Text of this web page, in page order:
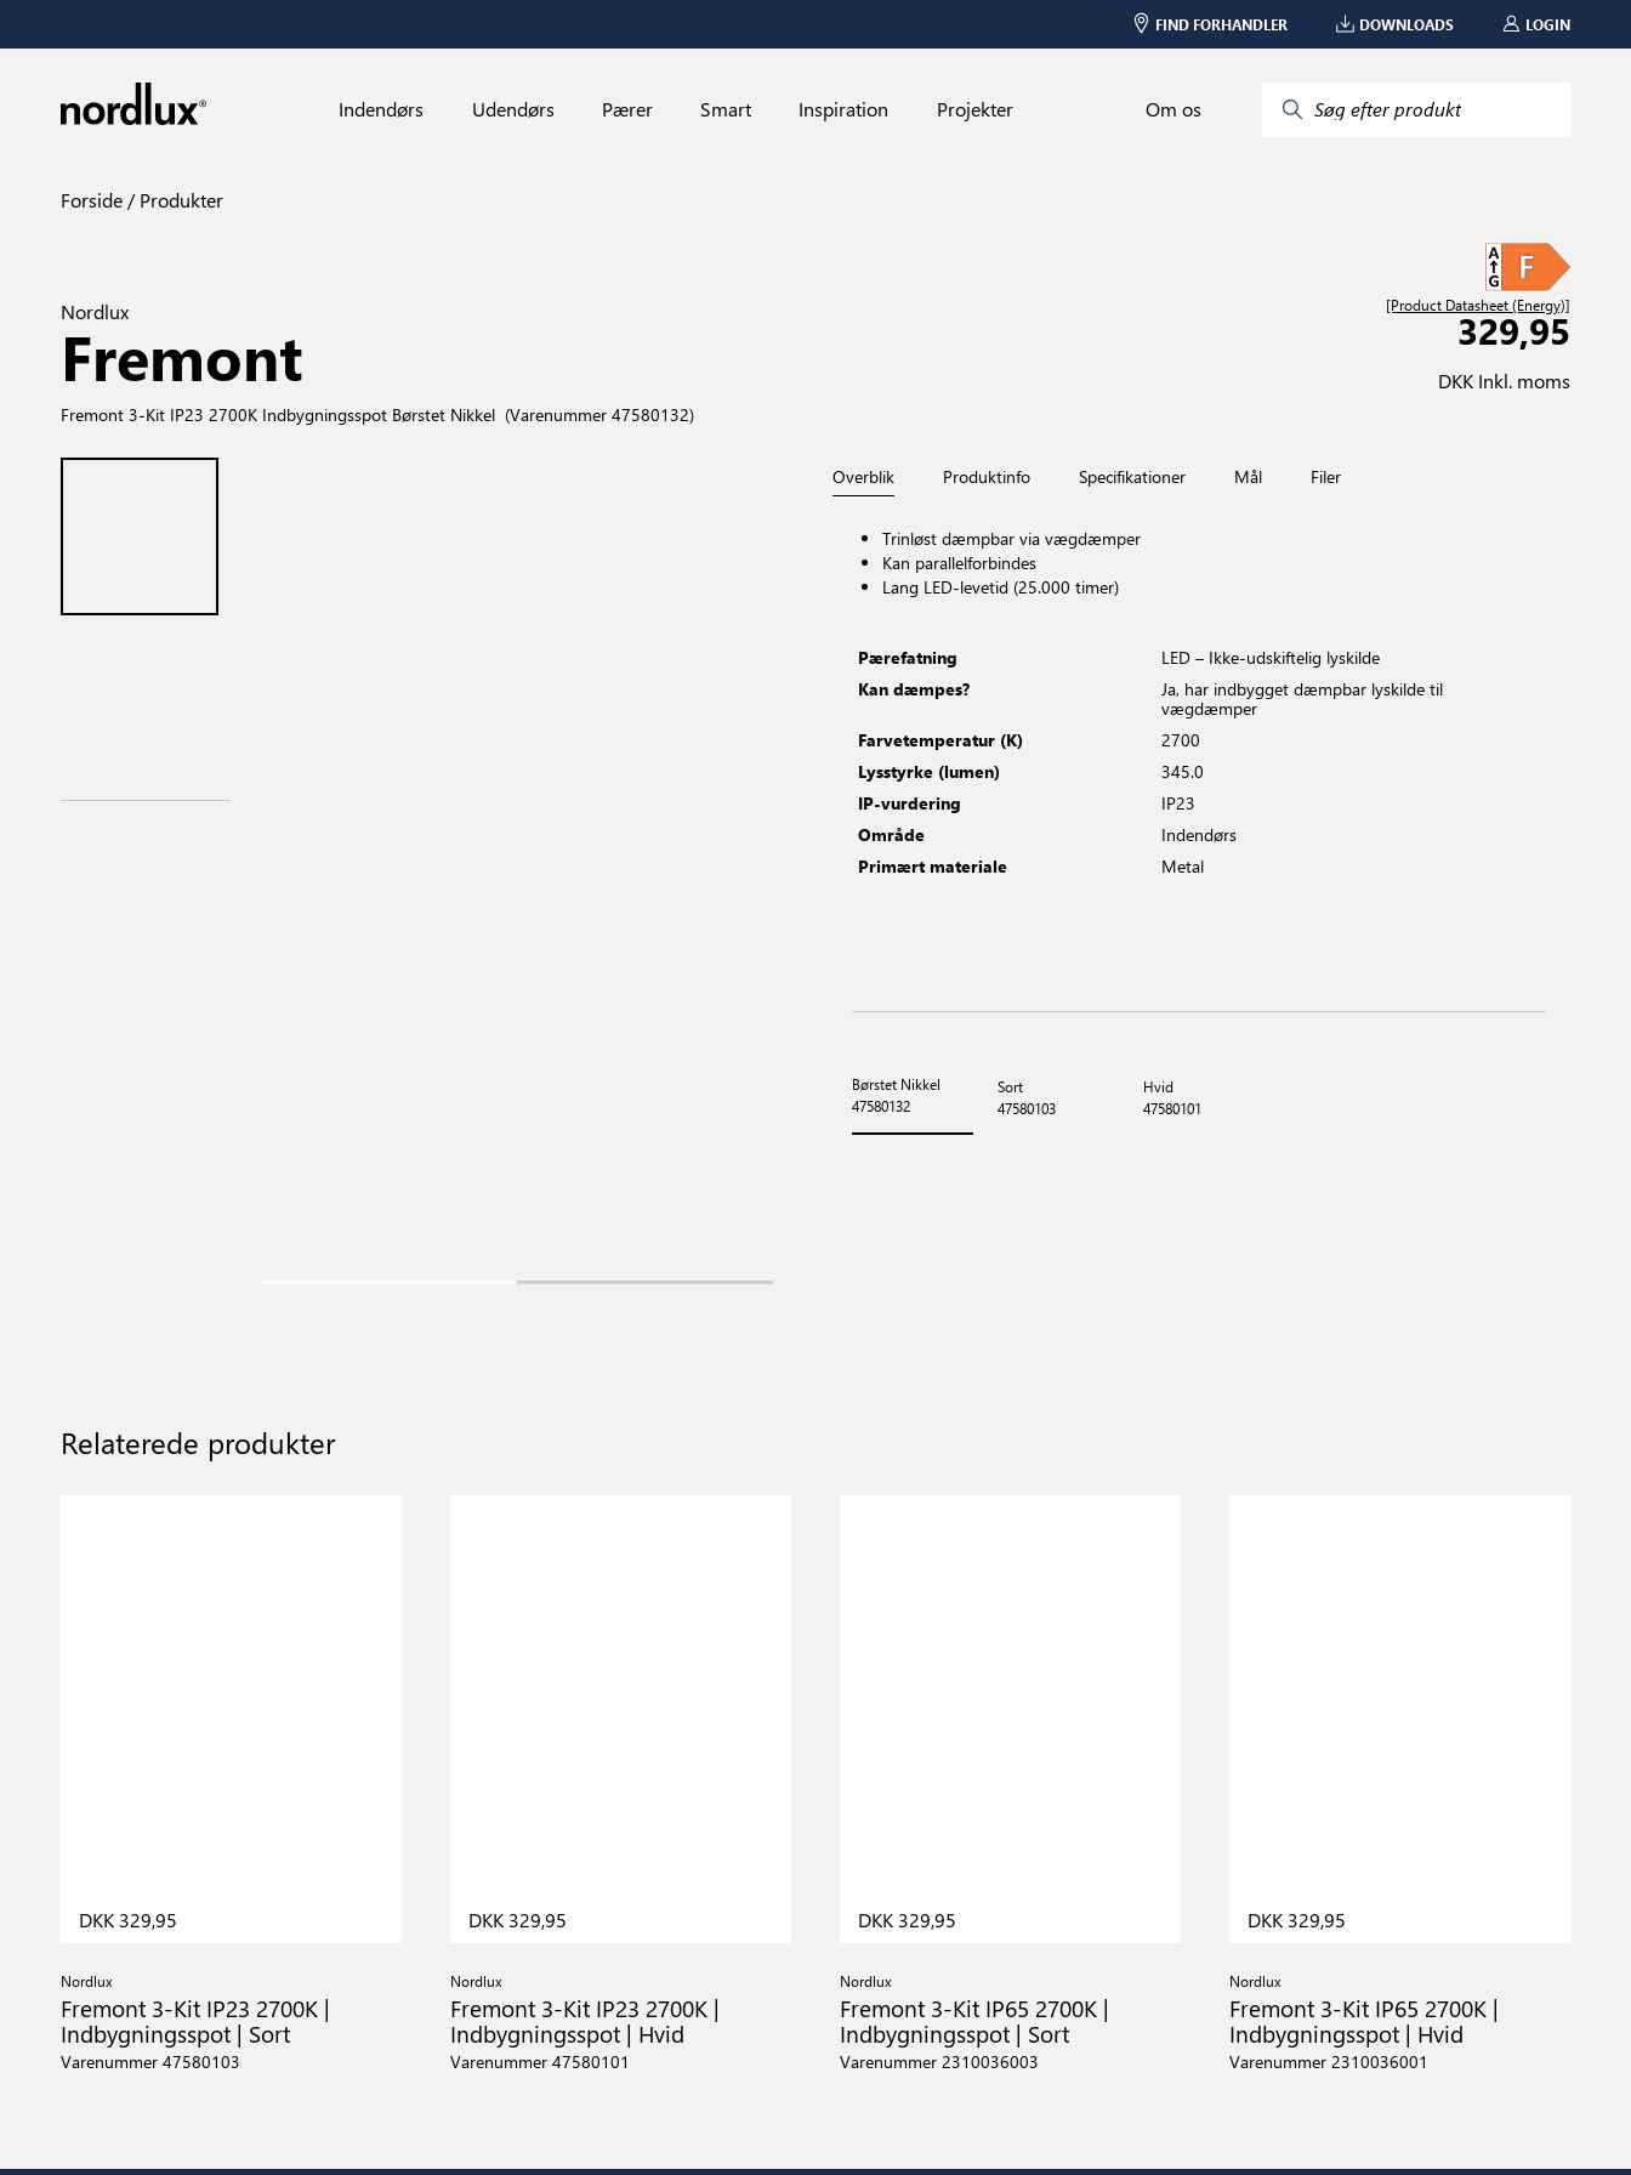
FIND FORHANDLER DOWNLOADS LOGIN
Indendørs Udendørs Pærer Smart Inspiration Projekter Om os Søg efter produkt
Forside Produkter
Nordlux
Fremont
Fremont 3-Kit IP23 2700K Indbygningsspot Børstet Nikkel (Varenummer 47580132)
[Product Datasheet (Energy)]
329,95
DKK Inkl. moms
Overblik Produktinfo Specifikationer Mål Filer
Trinløst dæmpbar via vægdæmper
Kan parallelforbindes
Lang LED-levetid (25.000 timer)
Pærefatning
LED – Ikke-udskiftelig lyskilde
Kan dæmpes?
Ja, har indbygget dæmpbar lyskilde til
vægdæmper
Farvetemperatur (K)
2700
Lysstyrke (lumen)
345.0
IP-vurdering
IP23
Område
Indendørs
Primært materiale
Metal
Børstet Nikkel
47580132
Sort
47580103
Hvid
47580101
Relaterede produkter
DKK 329,95
Nordlux
Fremont 3-Kit IP23 2700K |
Indbygningsspot | Sort
Varenummer 47580103
DKK 329,95
Nordlux
Fremont 3-Kit IP23 2700K |
Indbygningsspot | Hvid
Varenummer 47580101
DKK 329,95
Nordlux
Fremont 3-Kit IP65 2700K |
Indbygningsspot | Sort
Varenummer 2310036003
DKK 329,95
Nordlux
Fremont 3-Kit IP65 2700K |
Indbygningsspot | Hvid
Varenummer 2310036001